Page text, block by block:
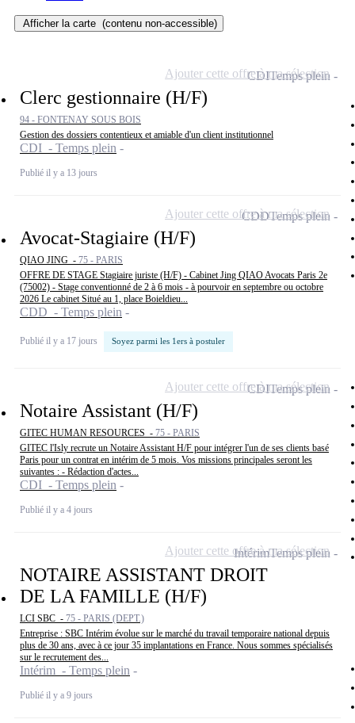
Afficher la carte (contenu non-accessible)
Clerc gestionnaire (H/F)
94 - FONTENAY SOUS BOIS
Gestion des dossiers contentieux et amiable d'un client institutionnel
CDI - Temps plein
Publié il y a 13 jours
CDITemps plein
Ajouter cette offre à ma sélection
Avocat-Stagiaire (H/F)
QIAO JING - 75 - PARIS
OFFRE DE STAGE Stagiaire juriste (H/F) - Cabinet Jing QIAO Avocats Paris 2e
(75002) - Stage conventionné de 2 à 6 mois - à pourvoir en septembre ou octobre
2026 Le cabinet Situé au 1, place Boieldieu...
CDD - Temps plein
Publié il y a 17 jours Soyez parmi les 1ers à postuler
CDDTemps plein
Ajouter cette offre à ma sélection
Notaire Assistant (H/F)
GITEC HUMAN RESOURCES - 75 - PARIS
GITEC l'Isly recrute un Notaire Assistant H/F pour intégrer l'un de ses clients basé
Paris pour un contrat en intérim de 5 mois. Vos missions principales seront les
suivantes : - Rédaction d'actes...
CDI - Temps plein
Publié il y a 4 jours
CDITemps plein
Ajouter cette offre à ma sélection
NOTAIRE ASSISTANT DROIT
DE LA FAMILLE (H/F)
LCI SBC - 75 - PARIS (DEPT.)
Entreprise : SBC Intérim évolue sur le marché du travail temporaire national depuis
plus de 30 ans, avec à ce jour 35 implantations en France. Nous sommes spécialisés
sur le recrutement des...
Intérim - Temps plein
Publié il y a 9 jours
IntérimTemps plein
Ajouter cette offre à ma sélection